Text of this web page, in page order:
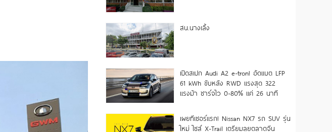
สน.นางเลิ้ง
เปิดสเปก Audi A2 e-tron! อัดแบต LFP
61 kWh ขับหลัง RWD แรงสุด 322
แรงม้า ชาร์จไว 0-80% แค่ 26 นาที
เผยทีเซอร์แรก! Nissan NX7 รถ SUV รุ่น
ใหม่ ไซส์ X-Trail เตรียมลุยตลาดจีน